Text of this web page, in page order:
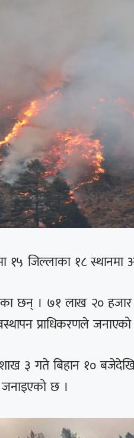
१५ जिल्लाका १८
छन् । ७१ लाख २० हजार
प्राधिकरणले
३ गते बिहान १०
जनाइएको छ ।